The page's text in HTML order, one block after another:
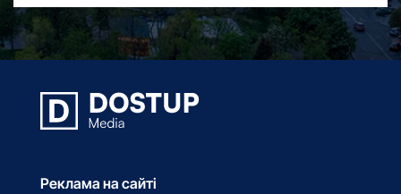
Реклама на сайті